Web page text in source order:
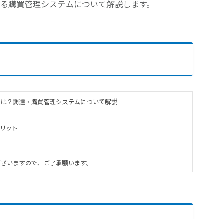
購買管理システムについて解説します。
？調達・購買管理システムについて解説
ット
ますので、ご了承願います。